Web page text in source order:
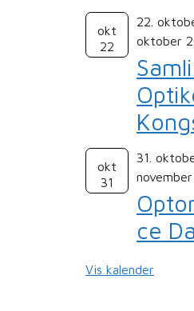
okt
22
22.
oktober
okt
31
31.
ce
Vis kalender